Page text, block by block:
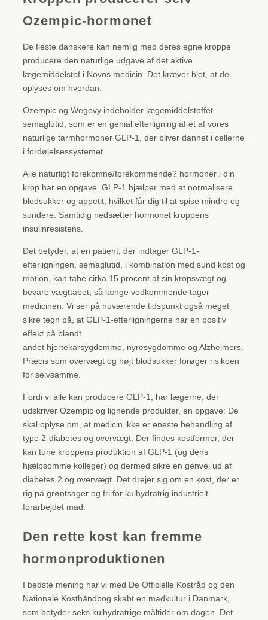
Ozempic-hormonet
De fleste danskere kan nemlig med deres egne kroppe
producere den naturlige udgave af det aktive
lægemiddelstof i Novos medicin. Det kræver blot, at de
oplyses om hvordan.
Ozempic og Wegovy indeholder lægemiddelstoffet
semaglutid, som er en genial efterligning af et af vores
naturlige tarmhormoner GLP-1, der bliver dannet i cellerne
i fordøjelsessystemet.
Alle naturligt forekomne/forekommende? hormoner i din
krop har en opgave. GLP-1 hjælper med at normalisere
blodsukker og appetit, hvilket får dig til at spise mindre og
sundere. Samtidig nedsætter hormonet kroppens
insulinresistens.
Det betyder, at en patient, der indtager GLP-1-
efterligningen, semaglutid, i kombination med sund kost og
motion, kan tabe cirka 15 procent af sin kropsvægt og
bevare vægttabet, så længe vedkommende tager
medicinen. Vi ser på nuværende tidspunkt også meget
sikre tegn på, at GLP-1-efterligningerne har en positiv
effekt på blandt
andet hjertekarsygdomme, nyresygdomme og Alzheimers.
Præcis som overvægt og højt blodsukker forøger risikoen
for selvsamme.
Fordi vi alle kan producere GLP-1, har lægerne, der
udskriver Ozempic og lignende produkter, en opgave: De
skal oplyse om, at medicin ikke er eneste behandling af
type 2-diabetes og overvægt. Der findes kostformer, der
kan tune kroppens produktion af GLP-1 (og dens
hjælpsomme kolleger) og dermed sikre en genvej ud af
diabetes 2 og overvægt. Det drejer sig om en kost, der er
rig på grøntsager og fri for kulhydratrig industrielt
forarbejdet mad.
Den rette kost kan fremme
hormonproduktionen
I bedste mening har vi med De Officielle Kostråd og den
Nationale Kosthåndbog skabt en madkultur i Danmark,
som betyder seks kulhydratrige måltider om dagen. Det